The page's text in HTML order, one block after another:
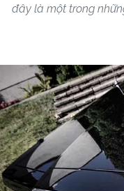
đây là một trong